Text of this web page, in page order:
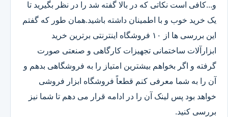
و...کافی است نکاتی که در بالا گفته شد را در نظر بگیرید تا
یک خرید خوب و با اطمینان داشته باشید.همان طور که گفتم
این بررسی ها از ۱۰ فروشگاه اینترنتی برترین خرید
ابزارآلات ساختمانی تجهیزات کارگاهی و صنعتی صورت
گرفته و اگر بخواهم بیشترین امتیاز را به فروشگاهی بدهم و
آن را به شما معرفی کنم قطعاً فروشگاه ابزار فروشی
خواهد بود پس لینک آن را در ادامه قرار می دهم تا شما نیز
بررسی کنید.